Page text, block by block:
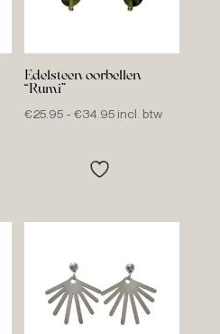
Edelsteen oorbellen
“Rumi”
€25.95 - €34.95Prijsklasse:
incl. btw